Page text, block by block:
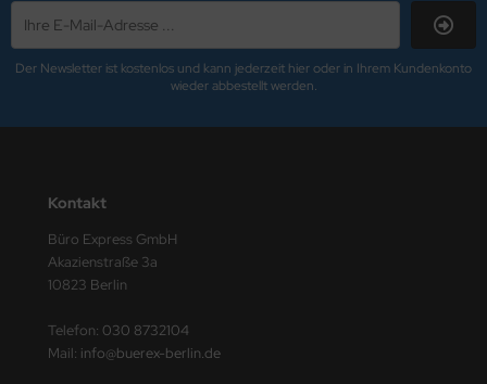
Der Newsletter ist kostenlos und kann jederzeit hier oder in Ihrem Kundenkonto
wieder abbestellt werden.
Kontakt
Büro Express GmbH
Akazienstraße 3a
10823 Berlin
Telefon: 030 8732104
Mail: info@buerex-berlin.de